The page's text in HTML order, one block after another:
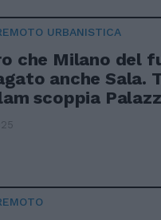
URBANISTICA
che Milano del
anche Sala.
scoppia